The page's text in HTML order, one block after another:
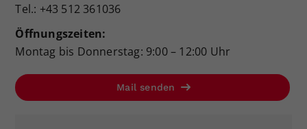
Tel.: +43 512 361036
Öffnungszeiten:
Montag bis Donnerstag: 9:00 – 12:00 Uhr
Mail senden